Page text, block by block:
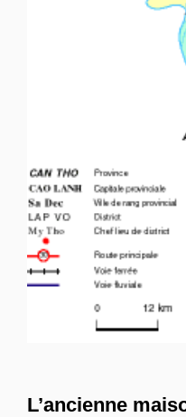
L’ancienne